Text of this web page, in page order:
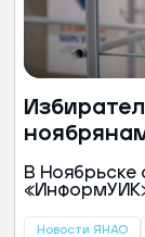
В
сентября
Новости ЯНАО